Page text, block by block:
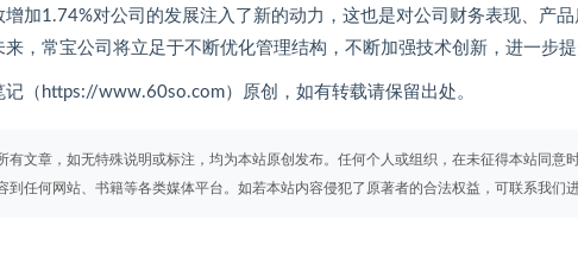
增加1.74%对公司的发展注入了新的动力，这也是对公司财务表现、产
来，常宝公司将立足于不断优化管理结构，不断加强技术创新，进一步提
记（https://www.60so.com）原创，如有转载请保留出处。
有文章，如无特殊说明或标注，均为本站原创发布。任何个人或组织，在未征得本站同意
到任何网站、书籍等各类媒体平台。如若本站内容侵犯了原著者的合法权益，可联系我们进